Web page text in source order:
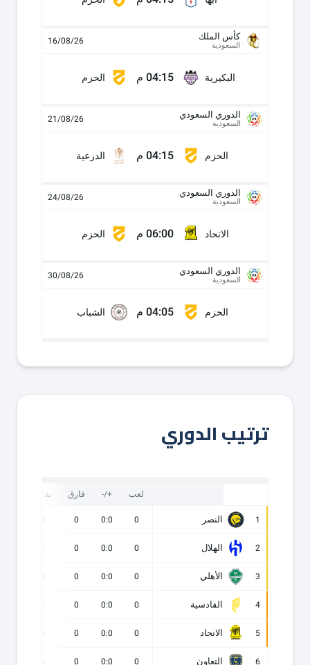
كأس الملك
السعودية 16/08/26
البكيرية 04:15 م الحزم
الدوري السعودي
السعودية 21/08/26
الحزم 04:15 م الدرعية
الدوري السعودي
السعودية 24/08/26
الاتحاد 06:00 م الحزم
الدوري السعودي
السعودية 30/08/26
الحزم 04:05 م الشباب
ترتيب الدوري
لعب +/- فارق نقاط
1 النصر 0
0:0
0
2 الهلال 0
0:0
0
3 الأهلي 0
0:0
0
4 القادسية 0
0:0
0
5 الاتحاد 0
0:0
0
6 التعاون 0
0:0
0